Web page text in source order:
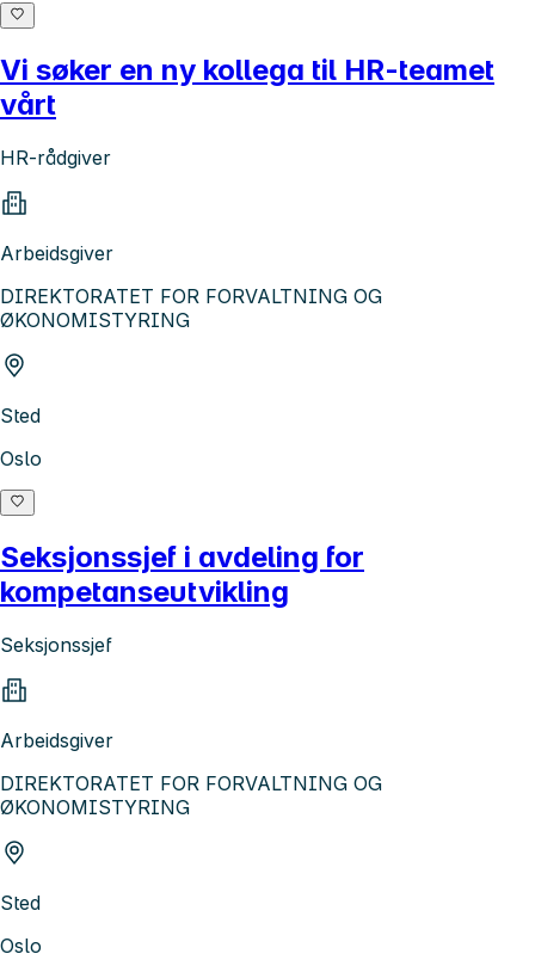
Vi søker en ny kollega til HR-teamet
vårt
HR-rådgiver
Arbeidsgiver
DIREKTORATET FOR FORVALTNING OG
ØKONOMISTYRING
Sted
Oslo
Seksjonssjef i avdeling for
kompetanseutvikling
Seksjonssjef
Arbeidsgiver
DIREKTORATET FOR FORVALTNING OG
ØKONOMISTYRING
Sted
Oslo